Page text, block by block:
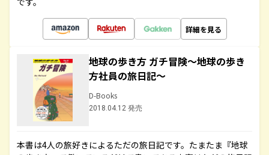
詳細を見る
地球の歩き方 ガチ冒険～地球の歩き
方社員の旅日記～
D-Books
2018.04.12 発売
本書は4人の旅好きによるただの旅日記です。たまたま『地球